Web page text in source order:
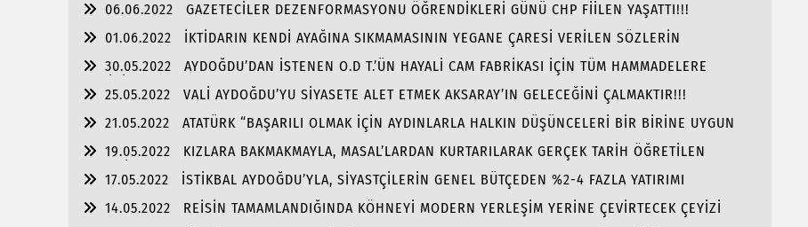
06.06.2022
GAZETECİLER DEZENFORMASYONU ÖĞRENDİKLERİ GÜNÜ CHP FİİLEN YAŞATTI!!!
01.06.2022
İKTİDARIN KENDİ AYAĞINA SIKMAMASININ YEGANE ÇARESİ VERİLEN SÖZLERİN
30.05.2022
AYDOĞDU’DAN İSTENEN O.D T.’ÜN HAYALİ CAM FABRİKASI İÇİN TÜM HAMMADELERE
25.05.2022
VALİ AYDOĞDU’YU SİYASETE ALET ETMEK AKSARAY’IN GELECEĞİNİ ÇALMAKTIR!!!
21.05.2022
ATATÜRK “BAŞARILI OLMAK İÇİN AYDINLARLA HALKIN DÜŞÜNCELERİ BİR BİRİNE UYGUN
19.05.2022
KIZLARA BAKMAKMAYLA, MASAL’LARDAN KURTARILARAK GERÇEK TARİH ÖĞRETİLEN
17.05.2022
İSTİKBAL AYDOĞDU’YLA, SİYASTÇİLERİN GENEL BÜTÇEDEN %2-4 FAZLA YATIRIMI
14.05.2022
REİSİN TAMAMLANDIĞINDA KÖHNEYİ MODERN YERLEŞİM YERİNE ÇEVİRTECEK ÇEYİZİ